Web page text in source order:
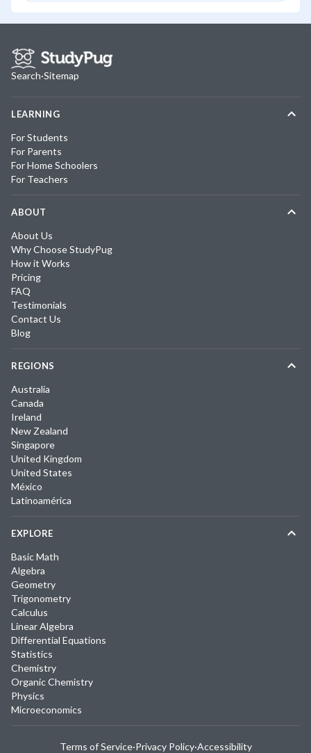
Search·Sitemap
LEARNING
For Students
For Parents
For Home Schoolers
For Teachers
ABOUT
About Us
Why Choose StudyPug
How it Works
Pricing
FAQ
Testimonials
Contact Us
Blog
REGIONS
Australia
Canada
Ireland
New Zealand
Singapore
United Kingdom
United States
México
Latinoamérica
EXPLORE
Basic Math
Algebra
Geometry
Trigonometry
Calculus
Linear Algebra
Differential Equations
Statistics
Chemistry
Organic Chemistry
Physics
Microeconomics
Terms of Service·Privacy Policy·Accessibility